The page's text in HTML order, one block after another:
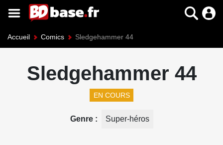
Accueil Comics Sledgehammer 44
Sledgehammer 44
EN COURS
Genre Super-héros